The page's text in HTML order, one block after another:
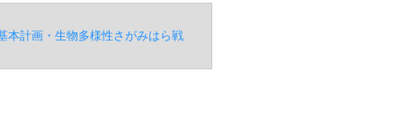
本計画・生物多様性さがみはら戦